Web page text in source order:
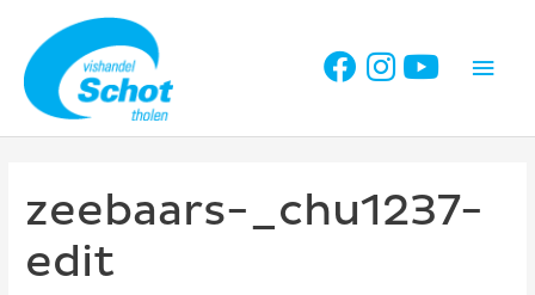
inhoud
zeebaars-_chu1237-
edit